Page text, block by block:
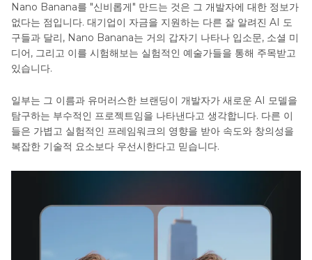
Nano Banana를 "신비롭게" 만드는 것은 그 개발자에 대한 정보가
없다는 점입니다. 대기업이 자금을 지원하는 다른 잘 알려진 AI 도
구들과 달리, Nano Banana는 거의 갑자기 나타나 입소문, 소셜 미
디어, 그리고 이를 시험해보는 실험적인 예술가들을 통해 주목받고
있습니다.
일부는 그 이름과 유머러스한 브랜딩이 개발자가 새로운 AI 모델을
탐구하는 부수적인 프로젝트임을 나타낸다고 생각합니다. 다른 이
들은 가볍고 실험적인 프레임워크의 영향을 받아 속도와 창의성을
복잡한 기술적 요소보다 우선시한다고 믿습니다.